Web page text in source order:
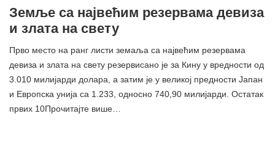
Земље са највећим резервама девиза
и злата на свету
Прво место на ранг листи земаља са највећим резервама
девиза и злата на свету резервисано је за Кину у вредности од
3.010 милијарди долара, а затим је у великој предности Јапан
и Европска унија са 1.233, односно 740,90 милијарди. Остатак
првих 10Прочитајте више…